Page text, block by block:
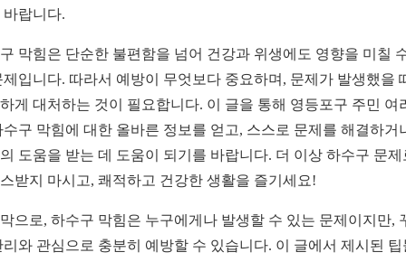
바랍니다.
막힘은 단순한 불편함을 넘어 건강과 위생에도 영향을 미칠
제입니다. 따라서 예방이 무엇보다 중요하며, 문제가 발생했을
게 대처하는 것이 필요합니다. 이 글을 통해 영등포구 주민 여
수구 막힘에 대한 올바른 정보를 얻고, 스스로 문제를 해결하거
도움을 받는 데 도움이 되기를 바랍니다. 더 이상 하수구 문제
받지 마시고, 쾌적하고 건강한 생활을 즐기세요!
으로, 하수구 막힘은 누구에게나 발생할 수 있는 문제이지만,
리와 관심으로 충분히 예방할 수 있습니다. 이 글에서 제시된 팁